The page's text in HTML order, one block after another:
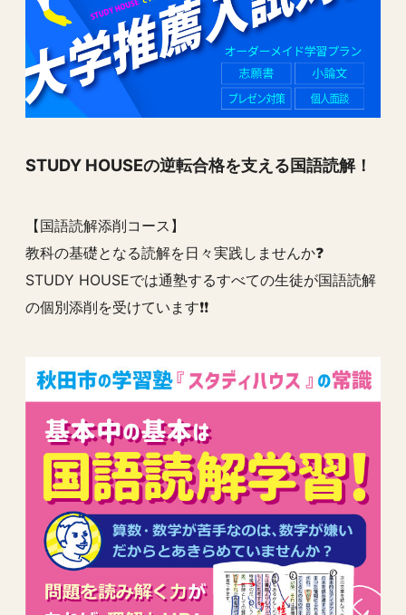
STUDY HOUSEの逆転合格を支える国語読解！
【国語読解添削コース】
教科の基礎となる読解を日々実践しませんか❓
STUDY HOUSEでは通塾するすべての生徒が国語読解
の個別添削を受けています❗️❗️